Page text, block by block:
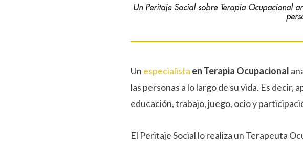
Un Peritaje Social sobre Terapia Ocupacional
Un especialista en Terapia Ocupacional
las personas a lo largo de su vida. Es
educación, trabajo, juego, ocio y
El Peritaje Social lo realiza un Terapeuta